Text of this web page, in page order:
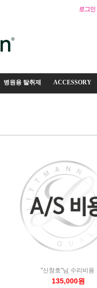
로그인
병원용 탈취제 ACCESSORY
"신창호"님 수리비용
135,000원